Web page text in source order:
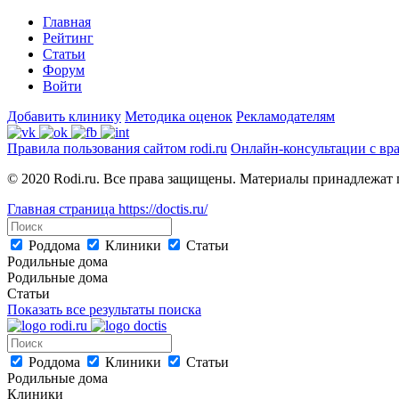
Главная
Рейтинг
Статьи
Форум
Войти
Добавить клинику Методика оценок Рекламодателям
Правила пользования сайтом rodi.ru Онлайн-консультации с
© 2020 Rodi.ru. Все права защищены. Материалы принадлежат
Главная страница https://doctis.ru/
Роддома Клиники
Статьи
Родильные дома
Родильные дома
Статьи
Показать все результаты поиска
Роддома Клиники
Статьи
Родильные дома
Клиники